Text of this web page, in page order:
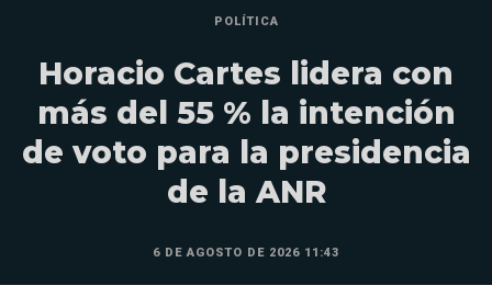
POLÍTICA
Horacio Cartes lidera con
más del 55 % la intención
de voto para la presidencia
de la ANR
6 DE AGOSTO DE 2026 11:43